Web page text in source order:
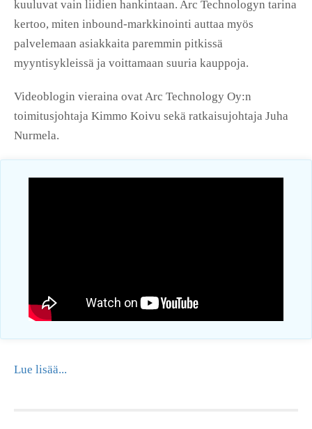
kuuluvat vain liidien hankintaan. Arc Technologyn tarina
kertoo, miten inbound-markkinointi auttaa myös
palvelemaan asiakkaita paremmin pitkissä
myyntisykleissä ja voittamaan suuria kauppoja.
Videoblogin vieraina ovat Arc Technology Oy:n
toimitusjohtaja Kimmo Koivu sekä ratkaisujohtaja Juha
Nurmela.
Lue lisää...